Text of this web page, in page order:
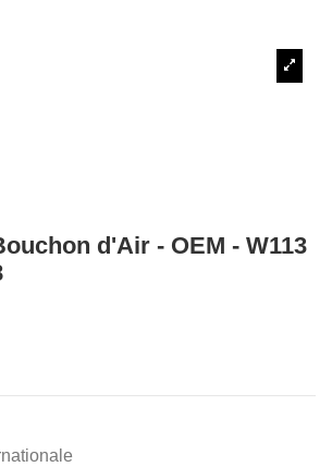
d'Air - OEM - W113